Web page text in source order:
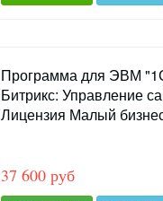
Программа для ЭВМ
Битрикс: Управление
Лицензия Малый
37 600 руб